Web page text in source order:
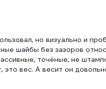
но визуально и
шайбы без зазоров
точёные, не
вес. А весит он